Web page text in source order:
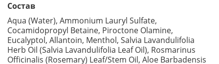
Состав
Aqua (Water), Ammonium Lauryl Sulfate,
Cocamidopropyl Betaine, Piroctone Olamine,
Eucalyptol, Allantoin, Menthol, Salvia Lavandulifolia
Herb Oil (Salvia Lavandulifolia Leaf Oil), Rosmarinus
Officinalis (Rosemary) Leaf/Stem Oil, Aloe Barbadensis